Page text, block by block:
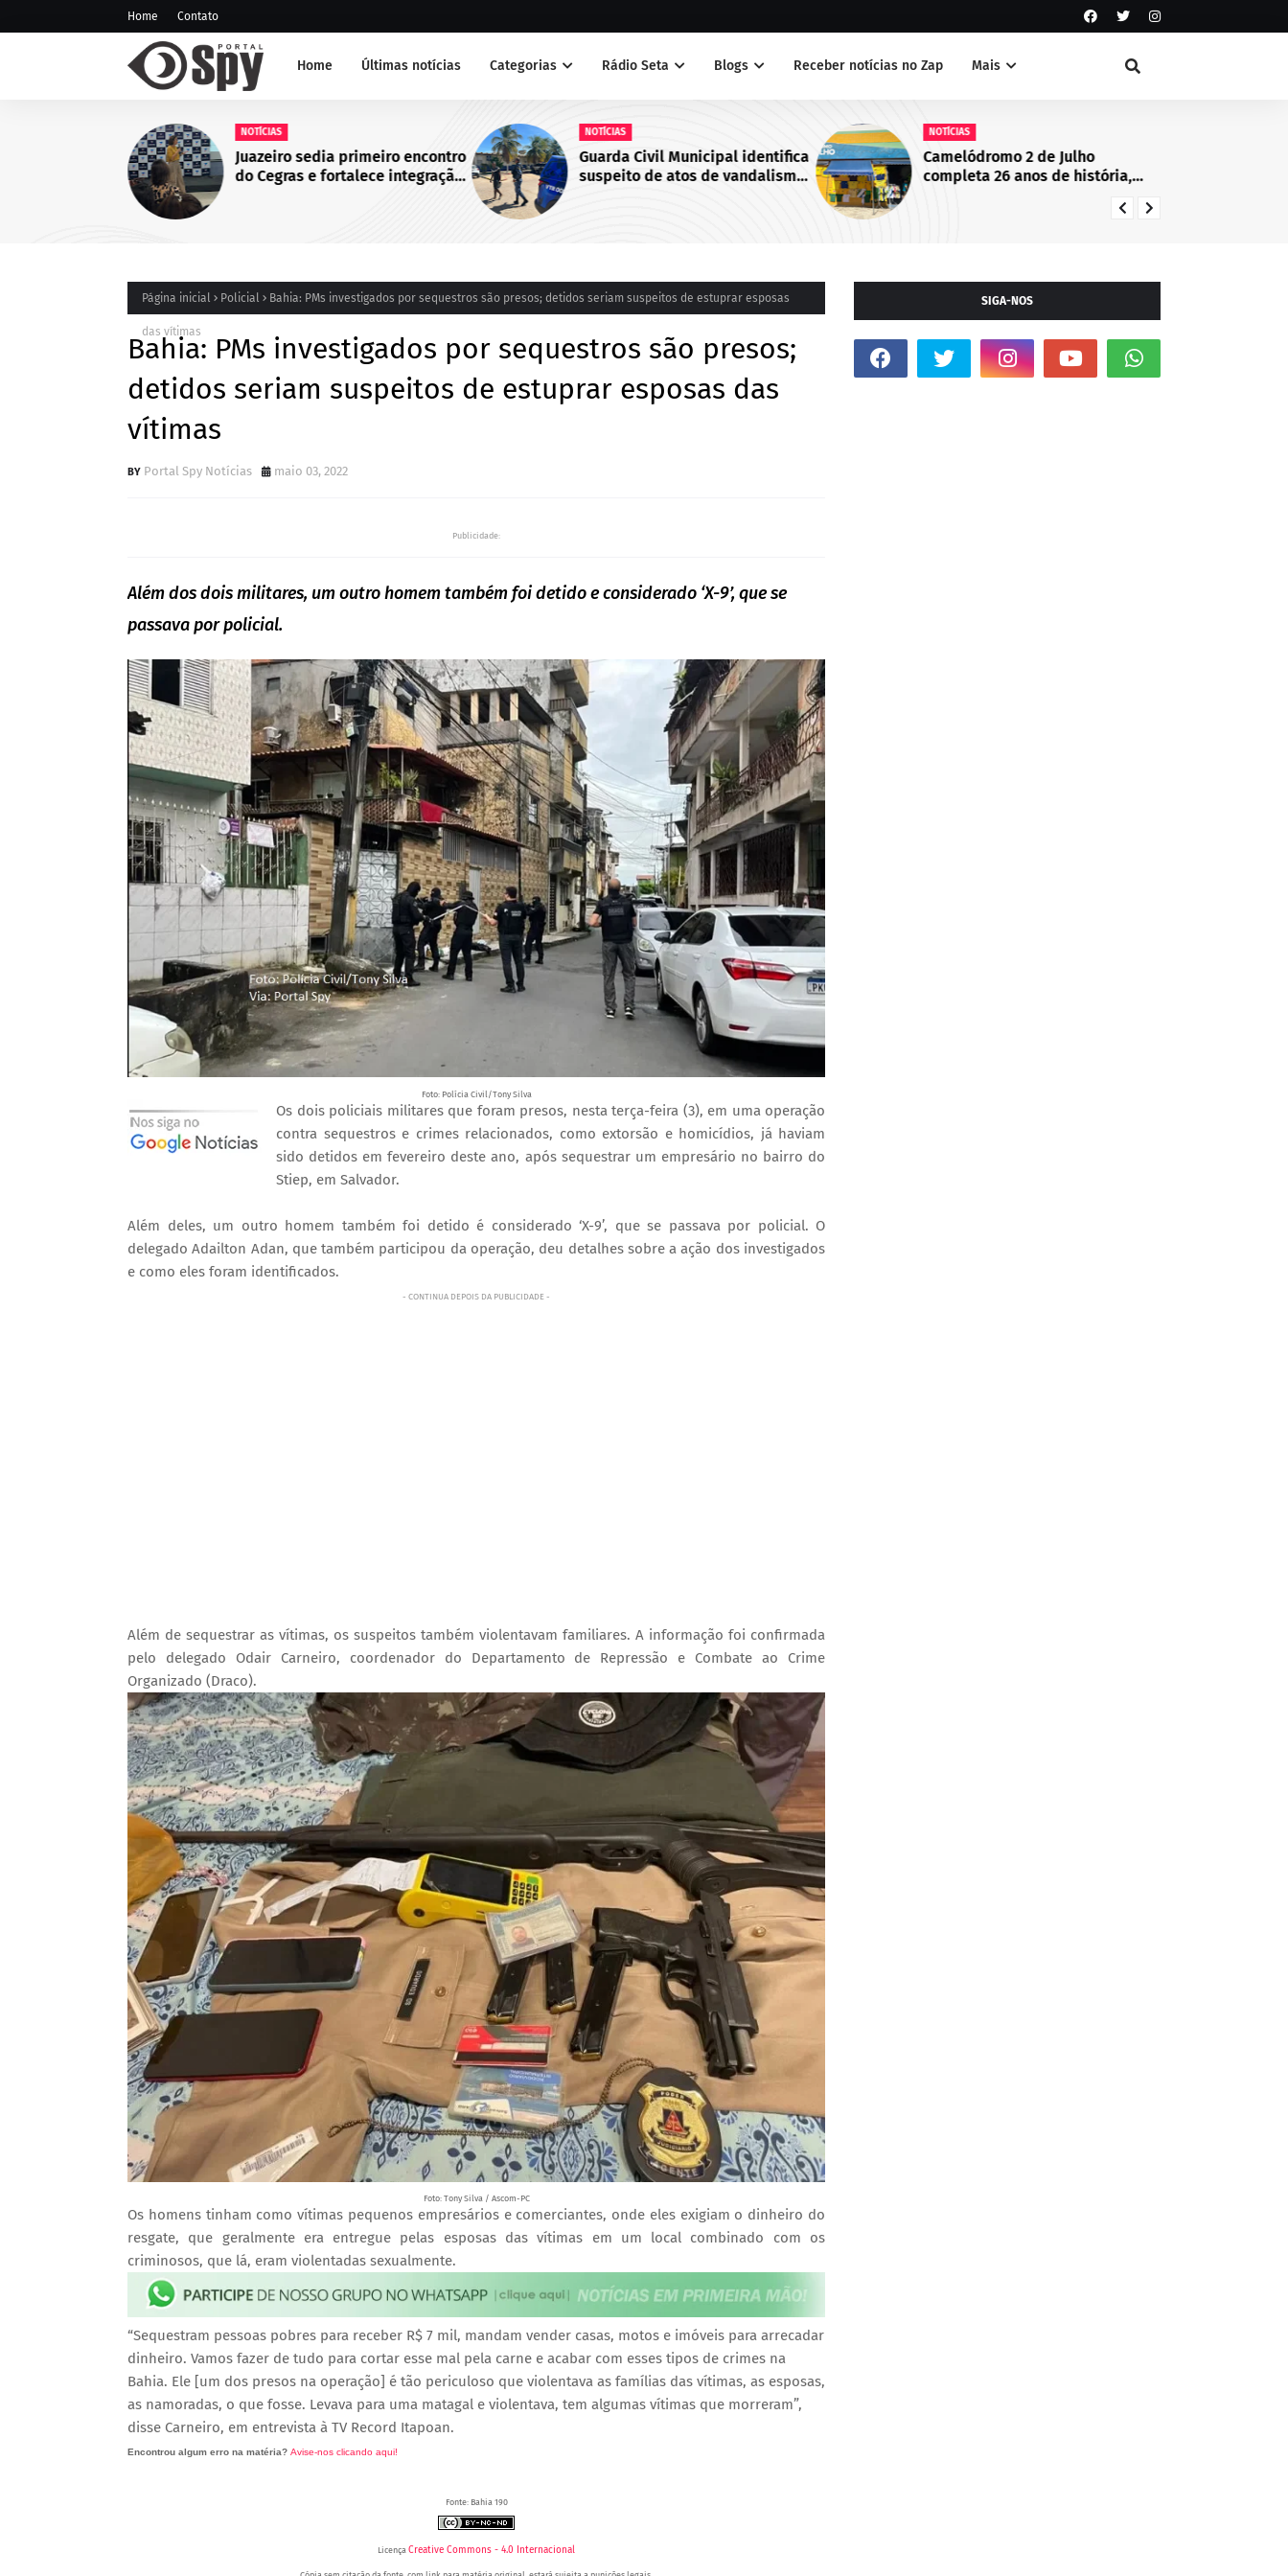
Home Contato
Home Últimas notícias Categorias Rádio Seta Blogs Receber notícias no Zap Mais
NOTÍCIAS
Juazeiro sedia primeiro encontro
do Cegras e fortalece integração
NOTÍCIAS
Guarda Civil Municipal identifica
suspeito de atos de vandalismo
NOTÍCIAS
Camelódromo 2 de Julho
completa 26 anos de história,
desenvolvimento econômico em
Página inicial Policial Bahia: PMs investigados por sequestros são presos; detidos seriam suspeitos de estuprar esposas
das vítimas
Bahia: PMs investigados por sequestros são presos;
detidos seriam suspeitos de estuprar esposas das
vítimas
Portal Spy Notícias maio 03, 2022
Publicidade:
Além dos dois militares, um outro homem também foi detido e considerado ‘X-9’, que se
passava por policial.
Foto: Polícia Civil/Tony Silva
Os dois policiais militares que foram presos, nesta terça-feira (3), em uma operação
contra sequestros e crimes relacionados, como extorsão e homicídios, já haviam
sido detidos em fevereiro deste ano, após sequestrar um empresário no bairro do
Stiep, em Salvador.
Além deles, um outro homem também foi detido é considerado ‘X-9’, que se passava por policial. O
delegado Adailton Adan, que também participou da operação, deu detalhes sobre a ação dos investigados
e como eles foram identificados.
- CONTINUA DEPOIS DA PUBLICIDADE -
Além de sequestrar as vítimas, os suspeitos também violentavam familiares. A informação foi confirmada
pelo delegado Odair Carneiro, coordenador do Departamento de Repressão e Combate ao Crime
Organizado (Draco).
Foto: Tony Silva / Ascom-PC
Os homens tinham como vítimas pequenos empresários e comerciantes, onde eles exigiam o dinheiro do
resgate, que geralmente era entregue pelas esposas das vítimas em um local combinado com os
criminosos, que lá, eram violentadas sexualmente.
“Sequestram pessoas pobres para receber R$ 7 mil, mandam vender casas, motos e imóveis para arrecadar
dinheiro. Vamos fazer de tudo para cortar esse mal pela carne e acabar com esses tipos de crimes na
Bahia. Ele [um dos presos na operação] é tão periculoso que violentava as famílias das vítimas, as esposas,
as namoradas, o que fosse. Levava para uma matagal e violentava, tem algumas vítimas que morreram”,
disse Carneiro, em entrevista à TV Record Itapoan.
Encontrou algum erro na matéria? Avise-nos clicando aqui!
Fonte: Bahia 190
Licença Creative Commons - 4.0 Internacional
SIGA-NOS